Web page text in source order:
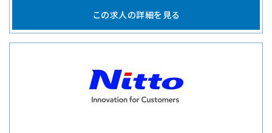
この求人の詳細を見る